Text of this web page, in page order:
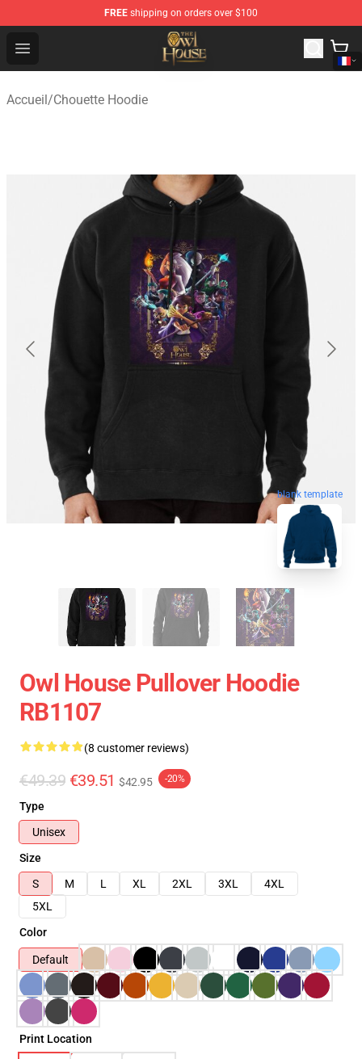
FREE shipping on orders over $100
Open menu
The Owl House Store - Official The Owl House
Accueil/Chouette Hoodie
blank template
Owl House Pullover Hoodie
RB1107
(8 customer reviews)
€49.39 €39.51 $42.95 -20%
Type
Unisex
Size
S
M L XL 2XL 3XL
4XL
5XL
Color
Default
Print Location